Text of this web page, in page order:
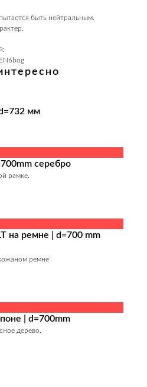
быть нейтральным.
мм
серебро
рамке.
на ремне | d=700 mm
ремне
| d=700mm
дерево.